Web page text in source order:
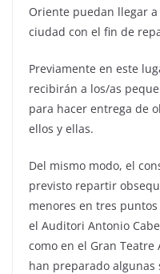
Oriente puedan llegar
ciudad con el fin de
Previamente en este
recibirán a los/as
para hacer entrega de
ellos y ellas.
Del mismo modo, el
previsto repartir
menores en tres
el Auditori Antonio
como en el Gran
han preparado algunas